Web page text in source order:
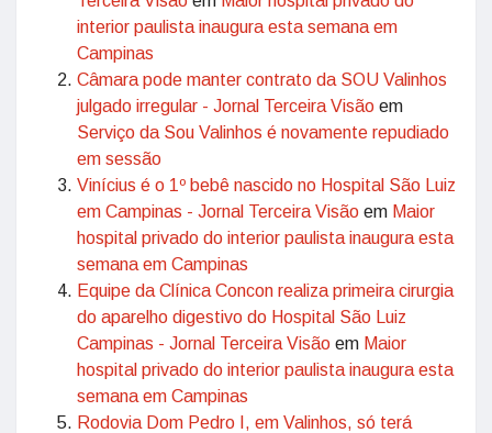
interior paulista inaugura esta semana em
Campinas
Câmara pode manter contrato da SOU Valinhos
julgado irregular - Jornal Terceira Visão em
Serviço da Sou Valinhos é novamente repudiado
em sessão
Vinícius é o 1º bebê nascido no Hospital São Luiz
em Campinas - Jornal Terceira Visão em Maior
hospital privado do interior paulista inaugura esta
semana em Campinas
Equipe da Clínica Concon realiza primeira cirurgia
do aparelho digestivo do Hospital São Luiz
Campinas - Jornal Terceira Visão em Maior
hospital privado do interior paulista inaugura esta
semana em Campinas
Rodovia Dom Pedro I, em Valinhos, só terá